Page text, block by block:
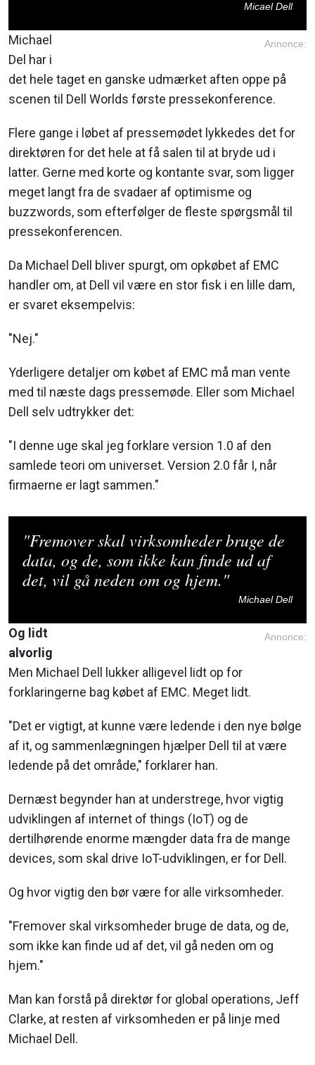
Micael Dell
Annonce:
Michael
Del har i
det hele taget en ganske udmærket aften oppe på
scenen til Dell Worlds første pressekonference.
Flere gange i løbet af pressemødet lykkedes det for
direktøren for det hele at få salen til at bryde ud i
latter. Gerne med korte og kontante svar, som ligger
meget langt fra de svadaer af optimisme og
buzzwords, som efterfølger de fleste spørgsmål til
pressekonferencen.
Da Michael Dell bliver spurgt, om opkøbet af EMC
handler om, at Dell vil være en stor fisk i en lille dam,
er svaret eksempelvis:
"Nej."
Yderligere detaljer om købet af EMC må man vente
med til næste dags pressemøde. Eller som Michael
Dell selv udtrykker det:
"I denne uge skal jeg forklare version 1.0 af den
samlede teori om universet. Version 2.0 får I, når
firmaerne er lagt sammen."
"Fremover skal virksomheder bruge de
data, og de, som ikke kan finde ud af
det, vil gå neden om og hjem."
Michael Dell
Annonce:
Og lidt
alvorlig
Men Michael Dell lukker alligevel lidt op for
forklaringerne bag købet af EMC. Meget lidt.
"Det er vigtigt, at kunne være ledende i den nye bølge
af it, og sammenlægningen hjælper Dell til at være
ledende på det område," forklarer han.
Dernæst begynder han at understrege, hvor vigtig
udviklingen af internet of things (IoT) og de
dertilhørende enorme mængder data fra de mange
devices, som skal drive IoT-udviklingen, er for Dell.
Og hvor vigtig den bør være for alle virksomheder.
"Fremover skal virksomheder bruge de data, og de,
som ikke kan finde ud af det, vil gå neden om og
hjem."
Man kan forstå på direktør for global operations, Jeff
Clarke, at resten af virksomheden er på linje med
Michael Dell.